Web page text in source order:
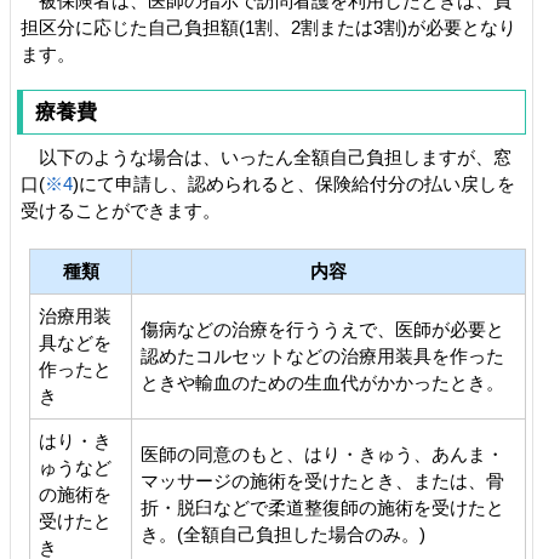
担区分に応じた自己負担額(1割、2割または3割)が必要となり
ます。
療養費
以下のような場合は、いったん全額自己負担しますが、窓
口(※4)にて申請し、認められると、保険給付分の払い戻しを
受けることができます。
種類 内容
治療用装
具などを
作ったと
き
傷病などの治療を行ううえで、医師が必要と
認めたコルセットなどの治療用装具を作った
ときや輸血のための生血代がかかったとき。
はり・き
ゅうなど
の施術を
受けたと
き
医師の同意のもと、はり・きゅう、あんま・
マッサージの施術を受けたとき、または、骨
折・脱臼などで柔道整復師の施術を受けたと
き。(全額自己負担した場合のみ。)